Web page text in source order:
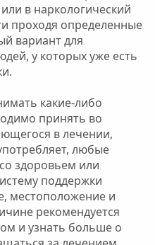
в наркологический
проходя определенные
вариант для
у которых уже есть
какие-либо
принять во
в лечении,
любые
здоровьем или
поддержки
местоположение и
рекомендуется
и узнать больше о